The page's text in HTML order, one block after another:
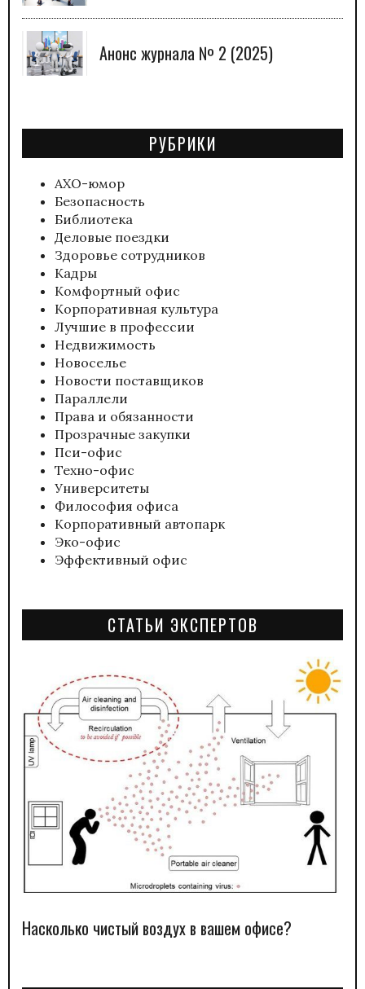
Анонс журнала № 2 (2025)
РУБРИКИ
АХО-юмор
Безопасность
Библиотека
Деловые поездки
Здоровье сотрудников
Кадры
Комфортный офис
Корпоративная культура
Лучшие в профессии
Недвижимость
Новоселье
Новости поставщиков
Параллели
Права и обязанности
Прозрачные закупки
Пси-офис
Техно-офис
Университеты
Философия офиса
Корпоративный автопарк
Эко-офис
Эффективный офис
СТАТЬИ ЭКСПЕРТОВ
Насколько чистый воздух в вашем офисе?